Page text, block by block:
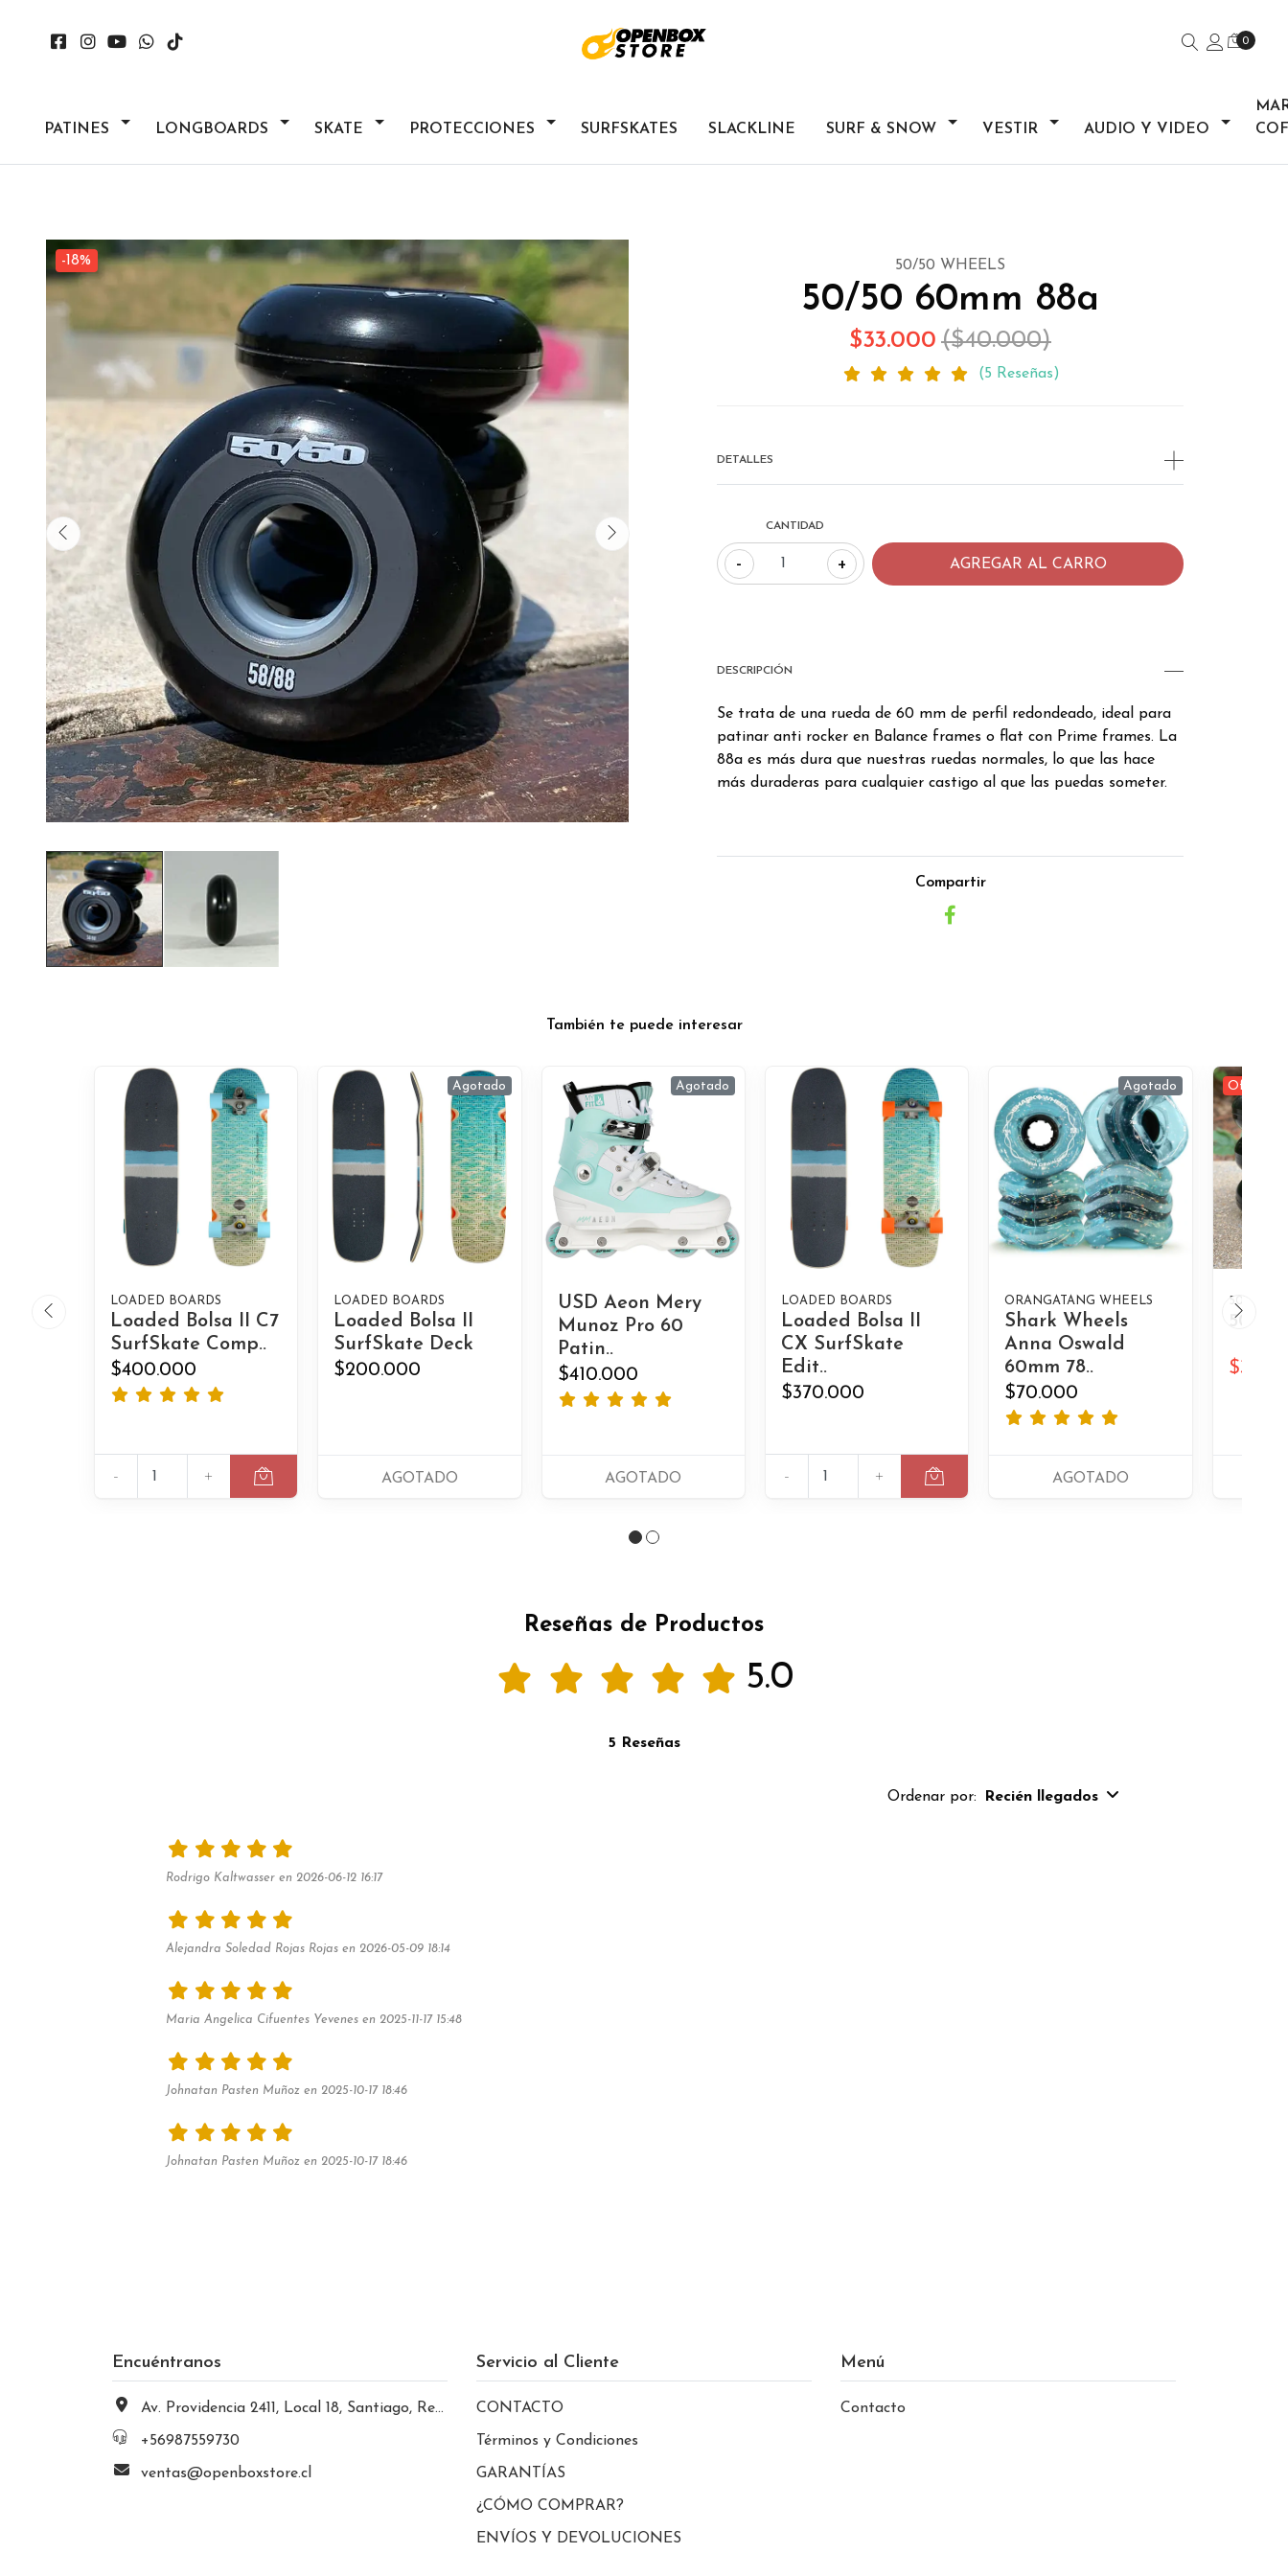
0
PATINES LONGBOARDS SKATE PROTECCIONES SURFSKATES SLACKLINE SURF & SNOW VESTIR AUDIO Y VIDEO
-18% 50/50 WHEELS
50/50 60mm 88a
$33.000 ($40.000)
(5 Reseñas)
DETALLES
CANTIDAD
- +
DESCRIPCIÓN
Se trata de una rueda de 60 mm de perfil redondeado, ideal para
patinar anti rocker en Balance frames o flat con Prime frames. La
88a es más dura que nuestras ruedas normales, lo que las hace
más duraderas para cualquier castigo al que las puedas someter.
Compartir
También te puede interesar
LOADED BOARDS
Loaded Bolsa II C7
SurfSkate Comp..
$400.000
- +
Agotado
LOADED BOARDS
Loaded Bolsa II
SurfSkate Deck
$200.000
AGOTADO
Agotado
USD Aeon Mery
Munoz Pro 60
Patin..
$410.000
AGOTADO
LOADED BOARDS
Loaded Bolsa II
CX SurfSkate
Edit..
$370.000
- +
Agotado
ORANGATANG WHEELS
Shark Wheels
Anna Oswald
60mm 78..
$70.000
AGOTADO
Oferta -
50/50
50/50
Reseñas de Productos
5.0
5 Reseñas
Ordenar por: Recién llegados
Rodrigo Kaltwasser en 2026-06-12 16:17
Alejandra Soledad Rojas Rojas en 2026-05-09 18:14
Maria Angelica Cifuentes Yevenes en 2025-11-17 15:48
Johnatan Pasten Muñoz en 2025-10-17 18:46
Johnatan Pasten Muñoz en 2025-10-17 18:46
Encuéntranos
Av. Providencia 2411, Local 18, Santiago, Región Metropolitana, Chile
+56987559730
ventas@openboxstore.cl
Servicio al Cliente
CONTACTO
Términos y Condiciones
GARANTÍAS
¿CÓMO COMPRAR?
ENVÍOS Y DEVOLUCIONES
Menú
Contacto